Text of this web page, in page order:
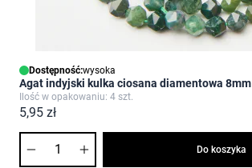
Dostępność:wysoka
Agat indyjski kulka ciosana diamentowa 8mm
Ilość w opakowaniu: 4 szt.
5,95 zł
Do koszyka